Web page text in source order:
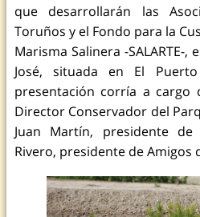
que desarrollarán las
Toruños y el Fondo para la
Marisma Salinera -SALARTE-
José, situada en El
presentación corría a cargo
Director Conservador del
Juan Martín, presidente
Rivero, presidente de Amigos